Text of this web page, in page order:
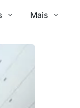
Mais